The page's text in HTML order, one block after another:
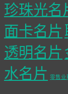
珍珠光名
面卡名片
透明名片
水名片 零售业